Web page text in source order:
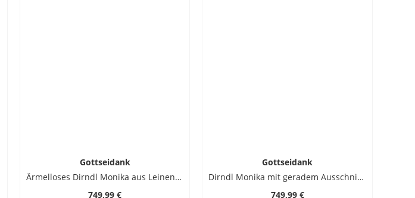
Gottseidank
Ärmelloses Dirndl Monika aus Leinen mit geradem Ausschnitt
749,99 €
Gottseidank
Dirndl Monika mit geradem Ausschnitt und Knopfleiste
749,99 €